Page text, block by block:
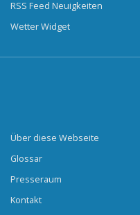
RSS Feed Neuigkeiten
Wetter Widget
Über diese Webseite
Glossar
Presseraum
Kontakt